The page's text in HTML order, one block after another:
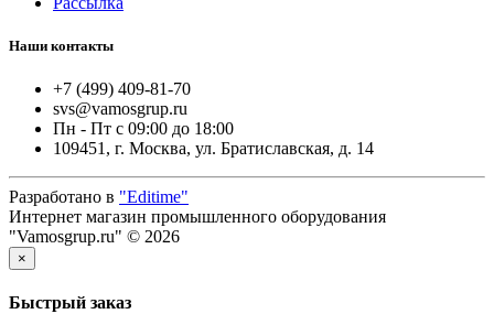
Наши контакты
+7 (499) 409-81-70
svs@vamosgrup.ru
Пн - Пт с 09:00 до 18:00
109451, г. Москва, ул. Братиславская, д. 14
Разработано в "Editime"
Интернет магазин промышленного оборудования
"Vamosgrup.ru" © 2026
×
Быстрый заказ